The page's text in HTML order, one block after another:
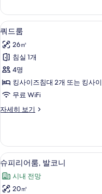
모
두
보
기
블
룸
(Small)
자
세
히
기
쿼
드
룸
사
진
모
두
보
7
쿼드룸
26㎡
침실 1개
4명
킹사이즈침대 2개 또는 킹사
무료 WiFi
자세히 보기
쿼
세
히
보
기
슈
피
리
7
슈피리어룸, 발코니
시내 전망
20㎡